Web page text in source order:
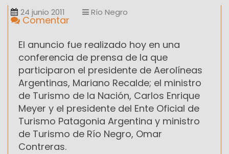
24 junio 2011 Río Negro
Comentar
El anuncio fue realizado hoy en una
conferencia de prensa de la que
participaron el presidente de Aerolíneas
Argentinas, Mariano Recalde; el ministro
de Turismo de la Nación, Carlos Enrique
Meyer y el presidente del Ente Oficial de
Turismo Patagonia Argentina y ministro
de Turismo de Río Negro, Omar
Contreras.